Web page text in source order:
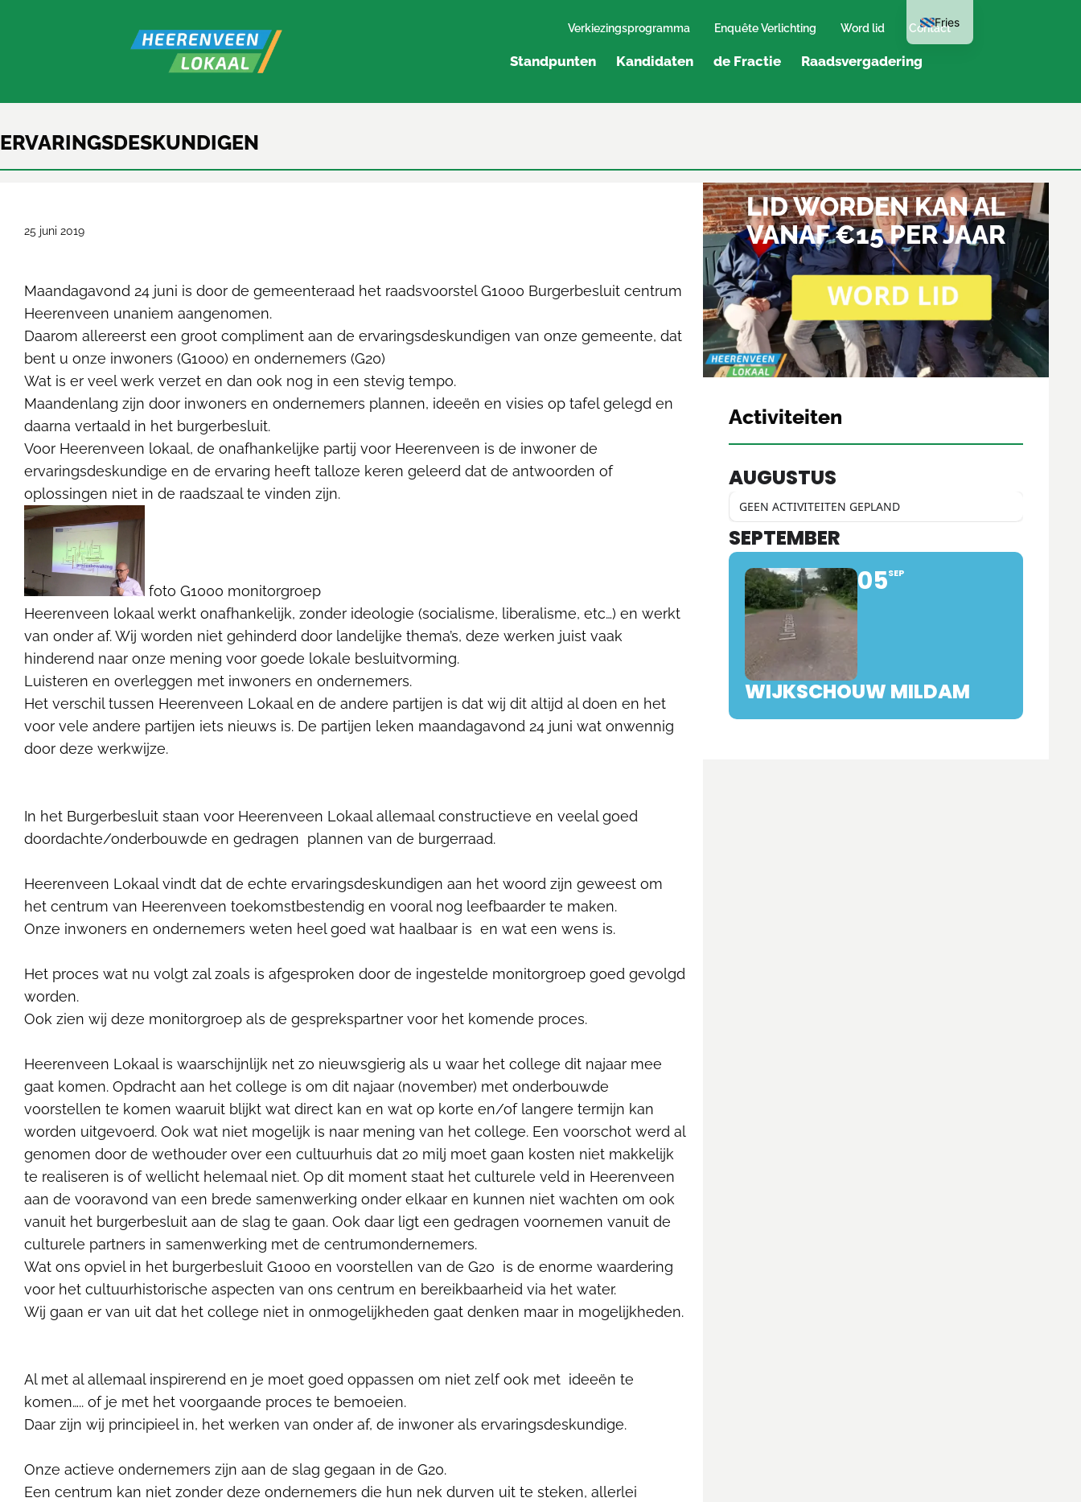
Verkiezingsprogramma Enquête Verlichting Word lid Contact
Standpunten Kandidaten de Fractie Raadsvergadering
ERVARINGSDESKUNDIGEN
25 juni 2019
Maandagavond 24 juni is door de gemeenteraad het raadsvoorstel G1000 Burgerbesluit centrum
Heerenveen unaniem aangenomen.
Daarom allereerst een groot compliment aan de ervaringsdeskundigen van onze gemeente, dat
bent u onze inwoners (G1000) en ondernemers (G20)
Wat is er veel werk verzet en dan ook nog in een stevig tempo.
Maandenlang zijn door inwoners en ondernemers plannen, ideeën en visies op tafel gelegd en
daarna vertaald in het burgerbesluit.
Voor Heerenveen lokaal, de onafhankelijke partij voor Heerenveen is de inwoner de
ervaringsdeskundige en de ervaring heeft talloze keren geleerd dat de antwoorden of
oplossingen niet in de raadszaal te vinden zijn.
foto G1000 monitorgroep
Heerenveen lokaal werkt onafhankelijk, zonder ideologie (socialisme, liberalisme, etc…) en werkt
van onder af. Wij worden niet gehinderd door landelijke thema’s, deze werken juist vaak
hinderend naar onze mening voor goede lokale besluitvorming.
Luisteren en overleggen met inwoners en ondernemers.
Het verschil tussen Heerenveen Lokaal en de andere partijen is dat wij dit altijd al doen en het
voor vele andere partijen iets nieuws is. De partijen leken maandagavond 24 juni wat onwennig
door deze werkwijze.
In het Burgerbesluit staan voor Heerenveen Lokaal allemaal constructieve en veelal goed
doordachte/onderbouwde en gedragen plannen van de burgerraad.
Heerenveen Lokaal vindt dat de echte ervaringsdeskundigen aan het woord zijn geweest om
het centrum van Heerenveen toekomstbestendig en vooral nog leefbaarder te maken.
Onze inwoners en ondernemers weten heel goed wat haalbaar is en wat een wens is.
Het proces wat nu volgt zal zoals is afgesproken door de ingestelde monitorgroep goed gevolgd
worden.
Ook zien wij deze monitorgroep als de gesprekspartner voor het komende proces.
Heerenveen Lokaal is waarschijnlijk net zo nieuwsgierig als u waar het college dit najaar mee
gaat komen. Opdracht aan het college is om dit najaar (november) met onderbouwde
voorstellen te komen waaruit blijkt wat direct kan en wat op korte en/of langere termijn kan
worden uitgevoerd. Ook wat niet mogelijk is naar mening van het college. Een voorschot werd al
genomen door de wethouder over een cultuurhuis dat 20 milj moet gaan kosten niet makkelijk
te realiseren is of wellicht helemaal niet. Op dit moment staat het culturele veld in Heerenveen
aan de vooravond van een brede samenwerking onder elkaar en kunnen niet wachten om ook
vanuit het burgerbesluit aan de slag te gaan. Ook daar ligt een gedragen voornemen vanuit de
culturele partners in samenwerking met de centrumondernemers.
Wat ons opviel in het burgerbesluit G1000 en voorstellen van de G20 is de enorme waardering
voor het cultuurhistorische aspecten van ons centrum en bereikbaarheid via het water.
Wij gaan er van uit dat het college niet in onmogelijkheden gaat denken maar in mogelijkheden.
Al met al allemaal inspirerend en je moet goed oppassen om niet zelf ook met ideeën te
komen….. of je met het voorgaande proces te bemoeien.
Daar zijn wij principieel in, het werken van onder af, de inwoner als ervaringsdeskundige.
Onze actieve ondernemers zijn aan de slag gegaan in de G20.
Een centrum kan niet zonder deze ondernemers die hun nek durven uit te steken, allerlei
LID WORDEN KAN AL
VANAF €15 PER JAAR
Activiteiten
AUGUSTUS
GEEN ACTIVITEITEN GEPLAND
SEPTEMBER
05SEP
WIJKSCHOUW MILDAM
Fries